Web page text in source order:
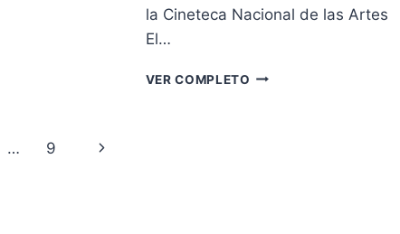
la Cineteca Nacional de las Artes
El…
VER COMPLETO CON
… 9
Siguiente